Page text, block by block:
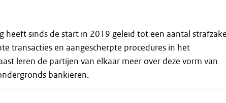
heeft sinds de start in 2019 geleid tot een aantal
transacties en aangescherpte procedures in het
leren de partijen van elkaar meer over deze vorm van
bankieren.